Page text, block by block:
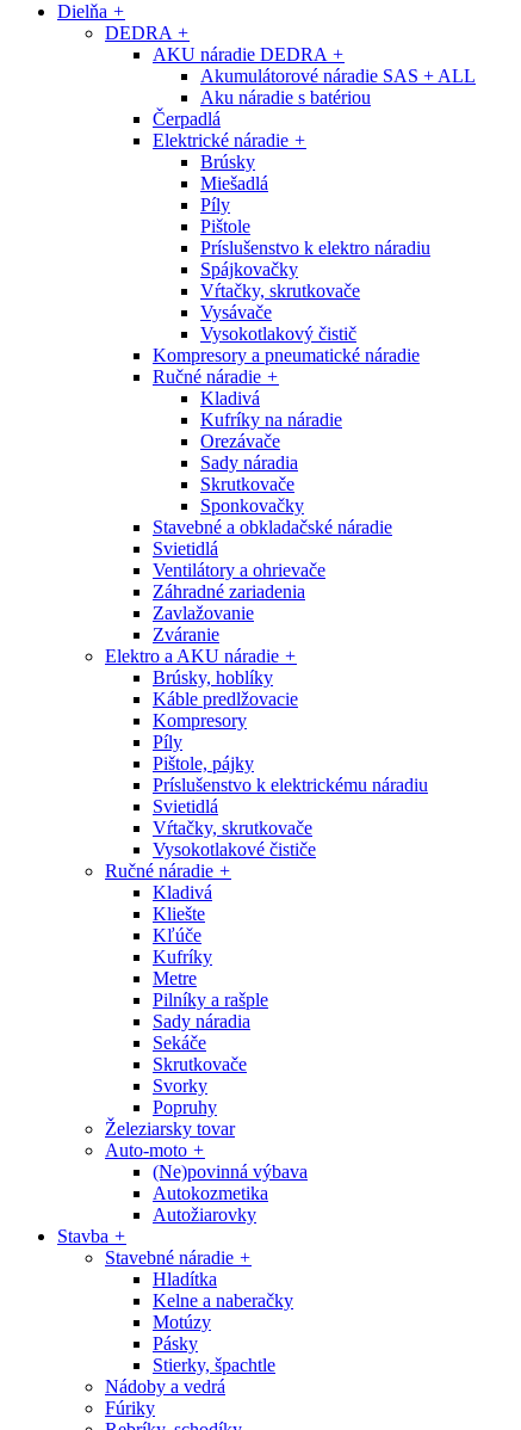
Dielňa +
DEDRA +
AKU náradie DEDRA +
Akumulátorové náradie SAS + ALL
Aku náradie s batériou
Čerpadlá
Elektrické náradie +
Brúsky
Miešadlá
Píly
Pištole
Príslušenstvo k elektro náradiu
Spájkovačky
Vŕtačky, skrutkovače
Vysávače
Vysokotlakový čistič
Kompresory a pneumatické náradie
Ručné náradie +
Kladivá
Kufríky na náradie
Orezávače
Sady náradia
Skrutkovače
Sponkovačky
Stavebné a obkladačské náradie
Svietidlá
Ventilátory a ohrievače
Záhradné zariadenia
Zavlažovanie
Zváranie
Elektro a AKU náradie +
Brúsky, hoblíky
Káble predlžovacie
Kompresory
Píly
Pištole, pájky
Príslušenstvo k elektrickému náradiu
Svietidlá
Vŕtačky, skrutkovače
Vysokotlakové čističe
Ručné náradie +
Kladivá
Kliešte
Kľúče
Kufríky
Metre
Pilníky a rašple
Sady náradia
Sekáče
Skrutkovače
Svorky
Popruhy
Železiarsky tovar
Auto-moto +
(Ne)povinná výbava
Autokozmetika
Autožiarovky
Stavba +
Stavebné náradie +
Hladítka
Kelne a naberačky
Motúzy
Pásky
Stierky, špachtle
Nádoby a vedrá
Fúriky